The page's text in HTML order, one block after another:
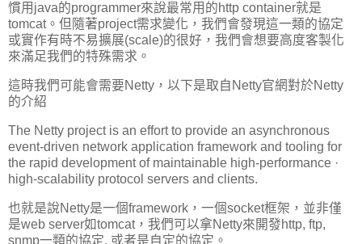
慣用java的programmer來說最常用的http container就是
tomcat。但隨著project需求變化，我們會發現這一類的協定
或實作有時不易擴展(scale)的很好，我們會想要高度客製化
來滿足我們的特殊需求。
這時我們可能會需要Netty，以下是取自Netty官網對於Netty
的介紹
The Netty project is an effort to provide an asynchronous
event-driven network application framework and tooling for
the rapid development of maintainable high-performance ·
high-scalability protocol servers and clients.
也就是說Netty是一個framework，一個socket框架，並非僅
是web server如tomcat，我們可以拿Netty來開發http, ftp,
snmp一類的協定, 或者是自定的協定。